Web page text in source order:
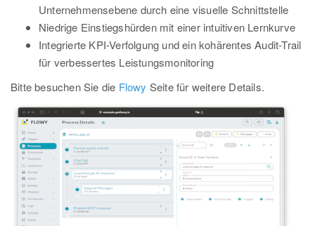
Unternehmensebene durch eine visuelle Schnittstelle
Niedrige Einstiegshürden mit einer intuitiven Lernkurve
Integrierte KPI-Verfolgung und ein kohärentes Audit-Trail
für verbessertes Leistungsmonitoring
Bitte besuchen Sie die Flowy Seite für weitere Details.